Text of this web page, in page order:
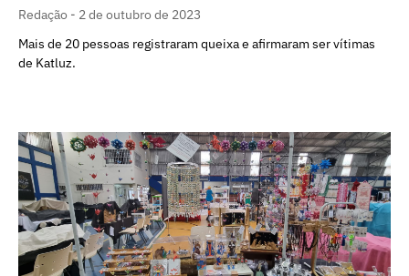
Redação
2 de outubro de 2023
Mais de 20 pessoas registraram queixa e afirmaram ser vítimas
de Katluz.